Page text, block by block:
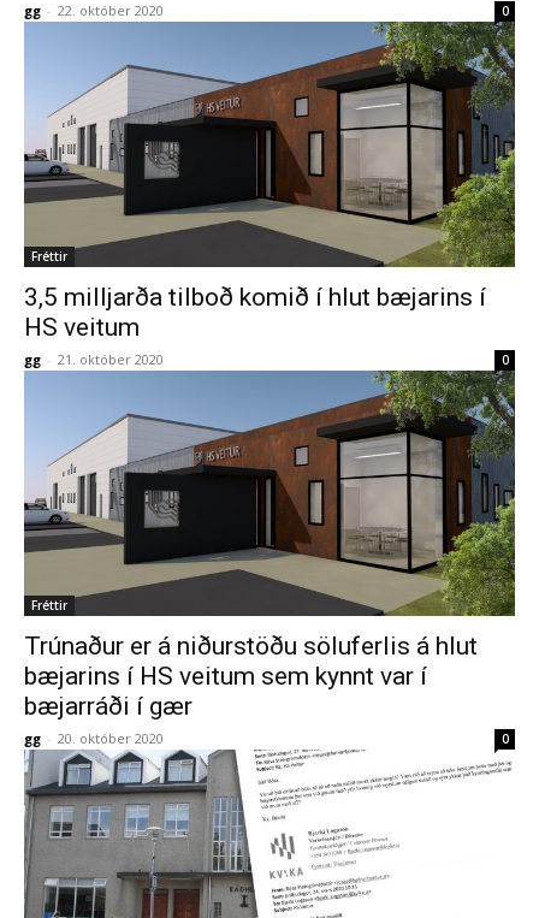
gg - 22. október 2020 0
Fréttir
3,5 milljarða tilboð komið í hlut bæjarins í
HS veitum
gg - 21. október 2020 0
Fréttir
Trúnaður er á niðurstöðu söluferlis á hlut
bæjarins í HS veitum sem kynnt var í
bæjarráði í gær
gg - 20. október 2020 0